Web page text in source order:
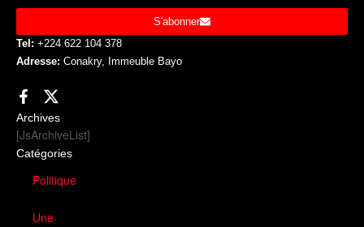
Catégories
Politique
Une
Archives
[JsArchiveList]
S'abonner
Tel: +224 622 104 378
Adresse: Conakry, Immeuble Bayo